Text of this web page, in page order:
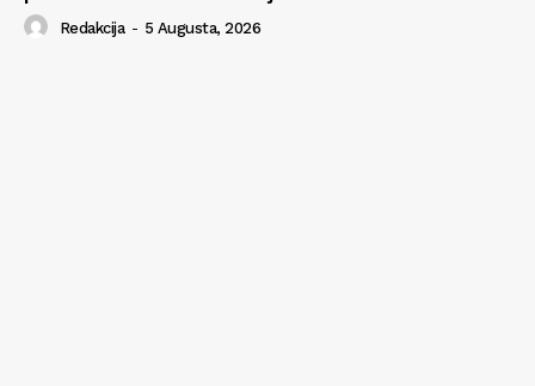
Redakcija - 5 Augusta, 2026